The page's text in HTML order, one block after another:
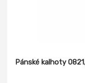
Pánské kalhoty